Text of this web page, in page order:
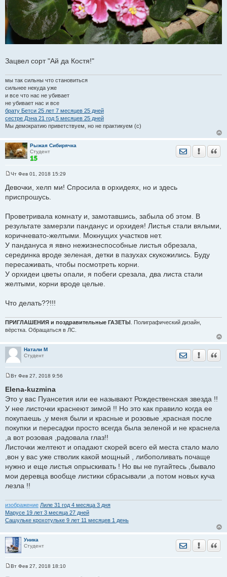
Зацвел сорт "Ай да Костя!"
мы так сильны что становиться
сильнее некуда уже
и все что нас не убивает
не убивает нас и все
брату Бетси 25 лет 7 месяцев 25 дней
сестре Дэна 21 год 5 месяцев 25 дней
Мы демократию приветствуем, но не практикуем (с)
Рыжая Сибирячка
Студент
Отправить
о
б
н
и
е
Чт Фев 01, 2018 15:29
Девочки, хелп ми! Спросила в орхидеях, но и здесь
приспрошусь.
Проветривала комнату и, замотавшись, забыла об этом. В
результате замерзли панданус и орхидея! Листья стали вялыми,
коричневато-желтыми. Мокнущих участков нет.
У пандануса я явно нежизнеспособные листья обрезала,
серединка вроде зеленая, детки в пазухах скукожились. Буду
пересаживать, чтобы посмотреть корни.
У орхидеи цветы опали, я побеги срезала, два листа стали
желтыми, корни вроде целые.
Что делать??!!!
ПРИГЛАШЕНИЯ и поздравительные ГАЗЕТЫ . Полиграфический дизайн,
вёрстка. Обращаться в ЛС.
Натали М
Студент
Отправить
о
о
б
е
н
е
Вт Фев 27, 2018 9:56
Elena-kuzmina
Это у вас Пуансетия или ее называют Рождественская звезда !!
У нее листочки краснеют зимой !! Но это как правило когда ее
покупаешь ,у меня были и красные и розовые ,красная после
покупки и пересадки просто всегда была зеленой и не краснела
,а вот розовая ,радовала глаз!!
Листочки желтеют и опадают скорей всего ей места стало мало
,вон у вас уже стволик какой мощный , либополивать почаще
нужно и еще листья опрыскивать ! Но вы не пугайтесь ,бывало
мои деревца вообще листики сбрасывали ,а потом новых куча
лезла !!
изображение Лиле 31 год 4 месяца 3 дня
Марусе 19 лет 3 месяца 27 дней
Сашульке крохотульке 9 лет 11 месяцев 1 день
Уника
Студент
Отправить
Вт Фев 27, 2018 18:10